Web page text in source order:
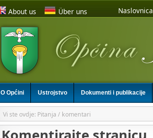
About us Über uns Naslovnica
O Općini Ustrojstvo Dokumenti i publikacije
Vi ste ovdje: Pitanja / komentari